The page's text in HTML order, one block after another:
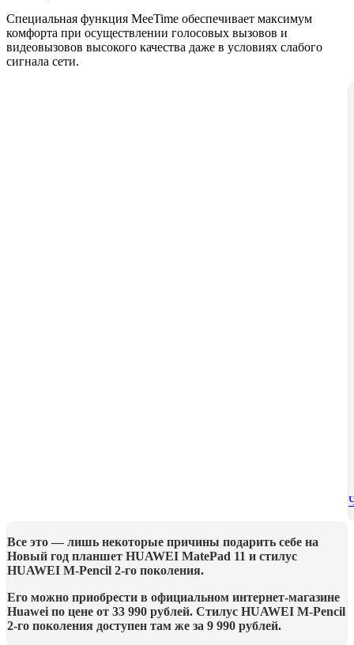
Специальная функция MeeTime обеспечивает максимум
комфорта при осуществлении голосовых вызовов и
видеовызовов высокого качества даже в условиях слабого
сигнала сети.
Все это — лишь некоторые причины подарить себе на
Новый год планшет HUAWEI MatePad 11 и стилус
HUAWEI M-Pencil 2-го поколения.
Его можно приобрести в официальном интернет-магазине
Huawei по цене от 33 990 рублей. Стилус HUAWEI M-Pencil
2-го поколения доступен там же за 9 990 рублей.